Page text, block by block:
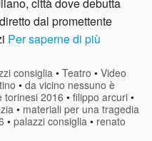
dal promettente
Per saperne di più
consiglia • Teatro • Video
•da vicino nessuno è
torinesi 2016 • filippo arcuri •
• materiali per una tragedia
• palazzi consiglia • renato